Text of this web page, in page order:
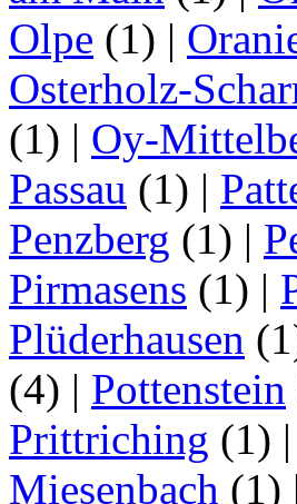
Olpe (1) |
Osterholz-
(1) | Oy-
Passau (1) |
Penzberg (1) |
Pirmasens (1) |
Plüderhausen
(4) | Pottenstein
Prittriching (1) |
Miesenbach (1) |